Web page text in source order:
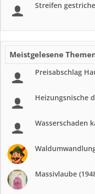
Streifen
Meistgelesene
Preisabschlag
Heizungsnische
Wasserschaden
Massivlaube